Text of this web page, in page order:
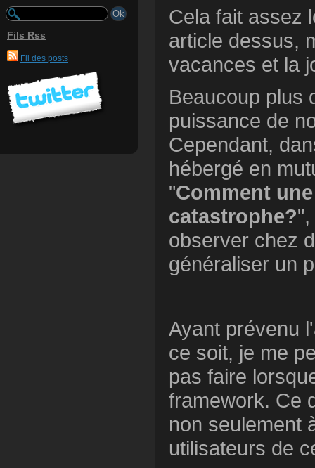
Fils Rss
Fil des posts
Cela fait assez
article dessus,
vacances et la
Beaucoup plus
puissance de
Cependant,
hébergé en
"Comment
catastrophe?
observer chez
généraliser un
Ayant prévenu
ce soit, je me
pas faire
framework. Ce
non seulement
utilisateurs de